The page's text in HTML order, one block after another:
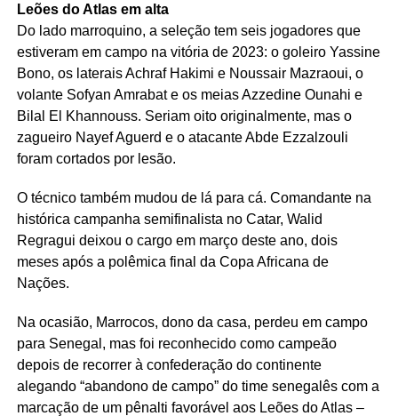
Leões do Atlas em alta
Do lado marroquino, a seleção tem seis jogadores que
estiveram em campo na vitória de 2023: o goleiro Yassine
Bono, os laterais Achraf Hakimi e Noussair Mazraoui, o
volante Sofyan Amrabat e os meias Azzedine Ounahi e
Bilal El Khannouss. Seriam oito originalmente, mas o
zagueiro Nayef Aguerd e o atacante Abde Ezzalzouli
foram cortados por lesão.
O técnico também mudou de lá para cá. Comandante na
histórica campanha semifinalista no Catar, Walid
Regragui deixou o cargo em março deste ano, dois
meses após a polêmica final da Copa Africana de
Nações.
Na ocasião, Marrocos, dono da casa, perdeu em campo
para Senegal, mas foi reconhecido como campeão
depois de recorrer à confederação do continente
alegando “abandono de campo” do time senegalês com a
marcação de um pênalti favorável aos Leões do Atlas –